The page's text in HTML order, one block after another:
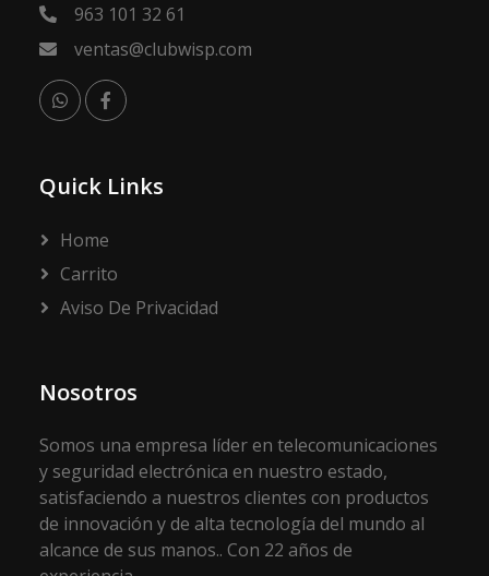
963 101 32 61
ventas@clubwisp.com
Quick Links
Home
Carrito
Aviso De Privacidad
Nosotros
Somos una empresa líder en telecomunicaciones
y seguridad electrónica en nuestro estado,
satisfaciendo a nuestros clientes con productos
de innovación y de alta tecnología del mundo al
alcance de sus manos.. Con 22 años de